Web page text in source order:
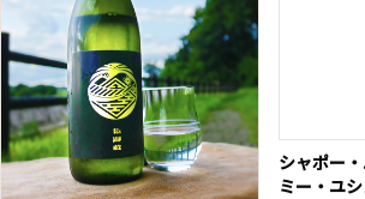
シャポー
ミー・ユ